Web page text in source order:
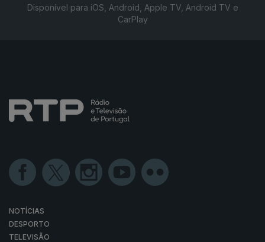
Disponível para iOS, Android, Apple TV, Android TV e
CarPlay
NOTÍCIAS
DESPORTO
TELEVISÃO